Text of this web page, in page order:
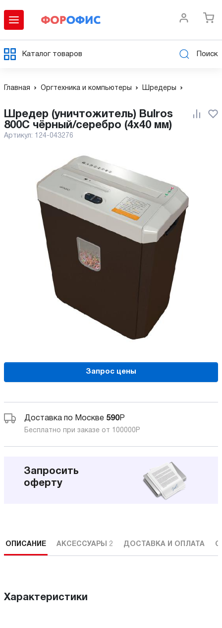
Каталог товаров Поиск
Главная Оргтехника и компьютеры Шредеры
Шредер (уничтожитель) Bulros
800C чёрный/серебро (4x40 мм)
Артикул: 124-043276
Запрос цены
Доставка по Москве 590Р
Бесплатно при заказе от 100000 Р
Запросить
оферту
ОПИСАНИЕ АКСЕССУАРЫ 2 ДОСТАВКА И ОПЛАТА
Характеристики